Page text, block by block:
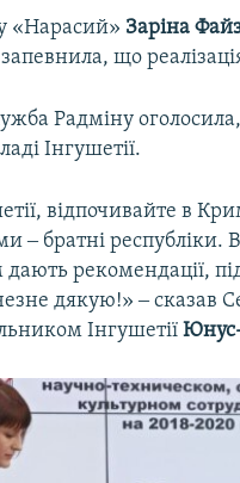
«Нарасий» Заріна
що
Радміну
Інгушетії.
відпочивайте в
‒ братні республіки.
рекомендації,
дякую!» ‒ сказав
Інгушетії